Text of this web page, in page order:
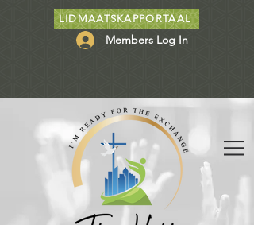
LIDMAATSKAPPORTAAL
Members Log In